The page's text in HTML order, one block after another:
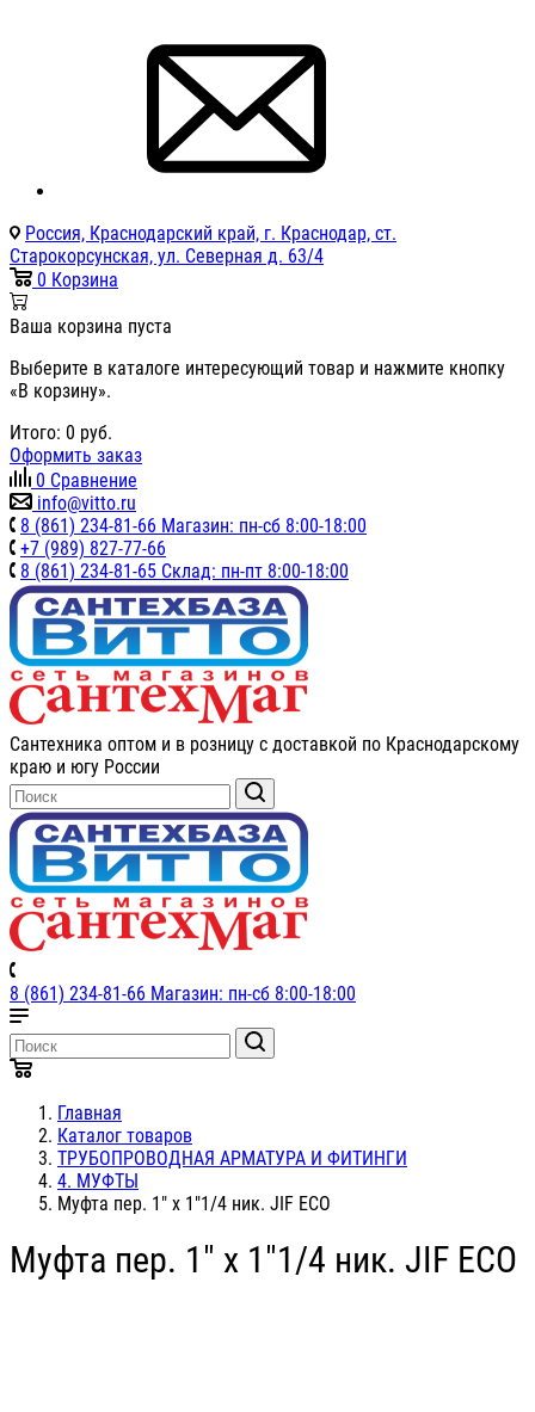
Россия, Краснодарский край, г. Краснодар, ст.
Старокорсунская, ул. Северная д. 63/4
0 Корзина
Ваша корзина пуста
Выберите в каталоге интересующий товар и нажмите кнопку
«В корзину».
Итого: 0 руб.
Оформить заказ
0 Сравнение
info@vitto.ru
8 (861) 234-81-66 Магазин: пн-сб 8:00-18:00
+7 (989) 827-77-66
8 (861) 234-81-65 Склад: пн-пт 8:00-18:00
Сантехника оптом и в розницу с доставкой по Краснодарскому
краю и югу России
8 (861) 234-81-66 Магазин: пн-сб 8:00-18:00
Главная
Каталог товаров
ТРУБОПРОВОДНАЯ АРМАТУРА И ФИТИНГИ
4. МУФТЫ
Муфта пер. 1" х 1"1/4 ник. JIF ЕСО
Муфта пер. 1" х 1"1/4 ник. JIF ЕСО